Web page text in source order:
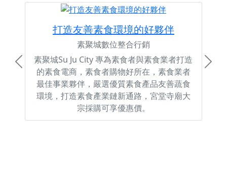
打造友善素食環境的好夥伴
素聚城數位整合行銷
素聚城Su Ju City 專為素食者與素食業者打造
的素食電商，素食者購物好所在，素食業者
最佳事業夥伴，嚴選優質素食產品友善蔬食
環境，打造素食產業鏈新通路，宮堂寺廟大
宗採購可享優惠價。
Previous Next